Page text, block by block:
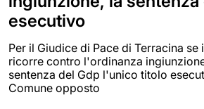
esecutivo
Per il Giudice di Pace di Terracina se
ricorre contro l'ordinanza
sentenza del Gdp l'unico titolo
Comune opposto